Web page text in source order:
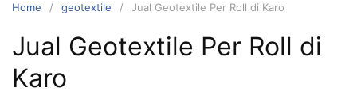
Home geotextile Jual Geotextile Per Roll di Karo
Jual Geotextile Per Roll di
Karo